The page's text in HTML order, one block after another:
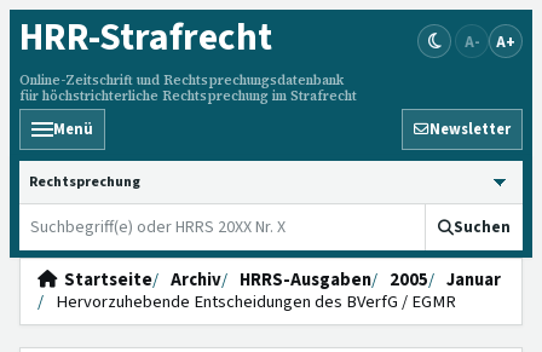
HRR-Strafrecht
Online-Zeitschrift und Rechtsprechungsdatenbank
für höchstrichterliche Rechtsprechung im Strafrecht
A- A+
Menü Newsletter
HRRS durchsuchen
Suchen
Startseite Archiv HRRS-Ausgaben 2005
Januar
Hervorzuhebende Entscheidungen des BVerfG / EGMR